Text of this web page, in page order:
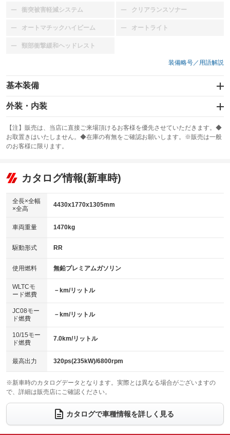
衝突被害軽減システム
：装備なし クリアランスソナー
：装備なし
オートマチックハイビーム
：装備なし オートライト
：装備なし
頸部衝撃緩和ヘッドレスト
：装備なし
装備略号／用語解説
基本装備
エアバッグ：運転席/助手席/サイド
：装備あり
：装備なし
サンルーフ
：装備なし ABS
リフトアップ
：装備なし
：装備なし
パワーウィンドウ
アイドリングストップ
：装備なし
USB入力端子
：装備なし
100V電源
：装備なし
センターデフロック
：装備なし
電動格納ミラー
：装備なし
外装・内装
カーナビ
：装備なし
TV
：装備なし
ビジュアル
：装備なし
：装備あり
革シート
キーレス
HID(キセノンライト)
：装備なし
バックカメラ
：装備なし
エアロ
：装備なし
：装備なし
パワーシート
ベンチシート
：装備なし
チップアップシート
：装備なし
：装備なし ：装備あり
ウォークスルー
：装備なし
電動リアゲート フロントカメラ
：装備なし
：装備なし ：装備なし
【注】販売は、当店に直接ご来場頂けるお客様を優先させていただきます。◆
お取置きはいたしません。◆在庫の有無をご確認お願いします。※販売は一般
のお客様に限ります。
カタログ情報(新車時)
全長×全幅
×全高
4430x1770x1305mm
車両重量 1470kg
駆動形式 RR
使用燃料 無鉛プレミアムガソリン
WLTCモ
ード燃費
－km/リットル
JC08モー
ド燃費
－km/リットル
10/15モー
ド燃費
7.0km/リットル
最高出力 320ps(235kW)/6800rpm
※新車時のカタログデータとなります。実際とは異なる場合がございますの
で、詳細は販売店にご確認ください。
カタログで車種情報を詳しく見る